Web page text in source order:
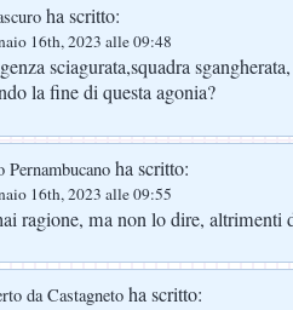
ha scritto:
16th, 2023 alle 09:48
sciagurata,squadra
la fine di questa agonia?
Pernambucano ha scritto:
16th, 2023 alle 09:55
ragione, ma non lo dire,
da Castagneto ha scritto: